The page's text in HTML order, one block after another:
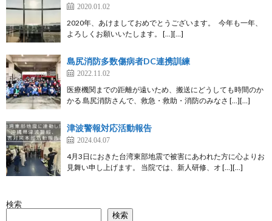
2020.01.02
2020年、あけましておめでとうございます。 今年も一年、
よろしくお願いいたします。 […][…]
島尻消防多数傷病者DC連携訓練
2022.11.02
医療機関までの距離が遠いため、搬送にどうしても時間のか
かる 島尻消防さんで、救急・救助・消防のみなさ […][…]
津波警報対応活動報告
2024.04.07
4月3日におきた台湾東部地震で被害にあわれた方に心よりお
見舞い申し上げます。 当院では、新人研修、オ […][…]
検索
検索